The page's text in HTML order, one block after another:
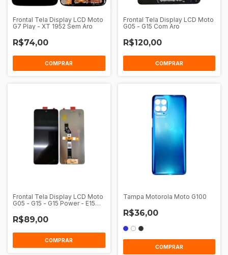
Frontal Tela Display LCD Moto
G7 Play - XT 1952 Sem Aro
R$74,00
COMPRAR
Frontal Tela Display LCD Moto
G05 - G15 Com Aro
R$120,00
COMPRAR
Frontal Tela Display LCD Moto
G05 - G15 - G15 Power - E15
R$89,00
COMPRAR
Tampa Motorola Moto G100
R$36,00
COMPRAR